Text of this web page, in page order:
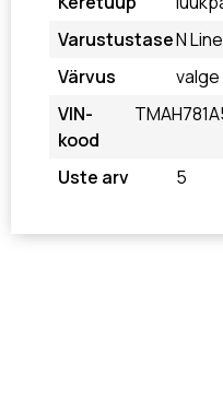
VarustustaseN Line
Värvus
valge
VIN-
kood
Uste arv 5